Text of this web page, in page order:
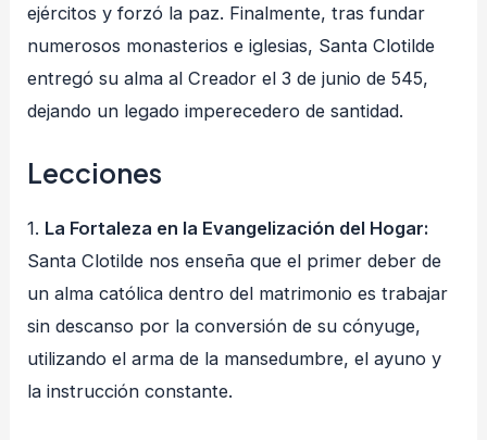
ejércitos y forzó la paz. Finalmente, tras fundar
numerosos monasterios e iglesias, Santa Clotilde
entregó su alma al Creador el 3 de junio de 545,
dejando un legado imperecedero de santidad.
Lecciones
1. La Fortaleza en la Evangelización del Hogar:
Santa Clotilde nos enseña que el primer deber de
un alma católica dentro del matrimonio es trabajar
sin descanso por la conversión de su cónyuge,
utilizando el arma de la mansedumbre, el ayuno y
la instrucción constante.